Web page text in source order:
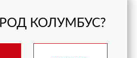
КОЛУМБУС?